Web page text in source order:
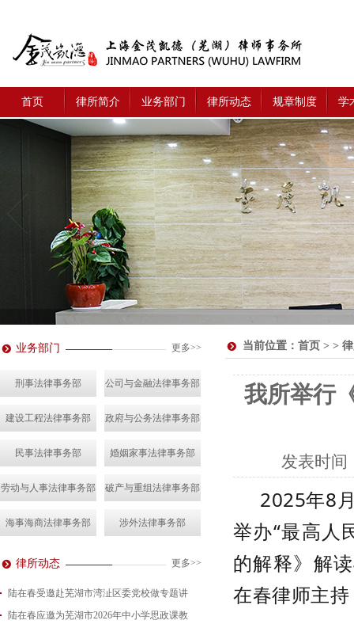
首页 律所简介 业务部门 律所动态 规章制度 学
业务部门 更多>>
刑事法律事务部 公司与金融法律事务部
建设工程法律事务部 政府与公务法律事务部
民事法律事务部 婚姻家事法律事务部
劳动与人事法律事务部 破产与重组法律事务部
海事海商法律事务部 涉外法律事务部
律所动态 更多>>
陆在春受邀赴芜湖市湾沚区委党校做专题讲
2026-08-04
陆在春应邀为芜湖市2026年中小学思政课教
当前位置： 首页 > >
我所举行
发表时间
2025年8
举办“最高人
的解释》解
在春律师主